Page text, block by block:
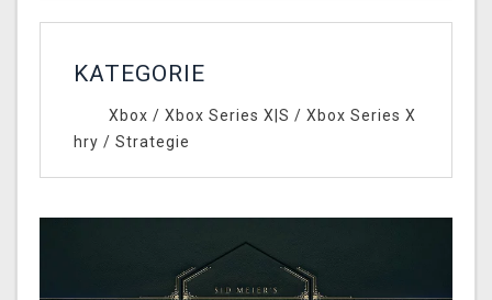
KATEGORIE
Xbox / Xbox Series X|S / Xbox Series X
hry / Strategie